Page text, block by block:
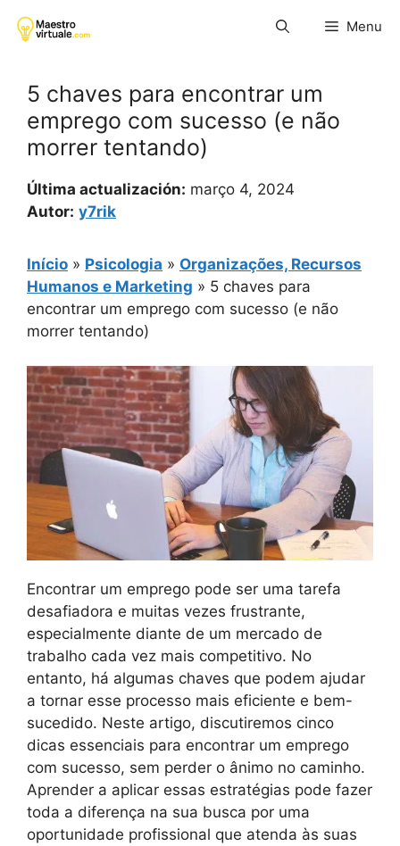
para
Menu
5 chaves para encontrar um
emprego com sucesso (e não
morrer tentando)
Última actualización: março 4, 2024
Autor: y7rik
Início » Psicologia » Organizações, Recursos
Humanos e Marketing » 5 chaves para
encontrar um emprego com sucesso (e não
morrer tentando)
Encontrar um emprego pode ser uma tarefa
desafiadora e muitas vezes frustrante,
especialmente diante de um mercado de
trabalho cada vez mais competitivo. No
entanto, há algumas chaves que podem ajudar
a tornar esse processo mais eficiente e bem-
sucedido. Neste artigo, discutiremos cinco
dicas essenciais para encontrar um emprego
com sucesso, sem perder o ânimo no caminho.
Aprender a aplicar essas estratégias pode fazer
toda a diferença na sua busca por uma
oportunidade profissional que atenda às suas